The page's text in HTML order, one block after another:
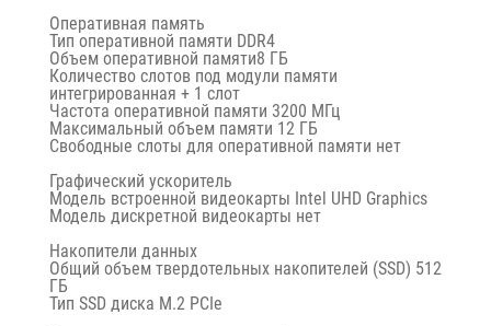
Оперативная память
Тип оперативной памяти DDR4
Объем оперативной памяти8 ГБ
Количество слотов под модули памяти
интегрированная + 1 слот
Частота оперативной памяти 3200 МГц
Максимальный объем памяти 12 ГБ
Свободные слоты для оперативной памяти нет
Графический ускоритель
Модель встроенной видеокарты Intel UHD Graphics
Модель дискретной видеокарты нет
Накопители данных
Общий объем твердотельных накопителей (SSD) 512
ГБ
Тип SSD диска M.2 PCIe